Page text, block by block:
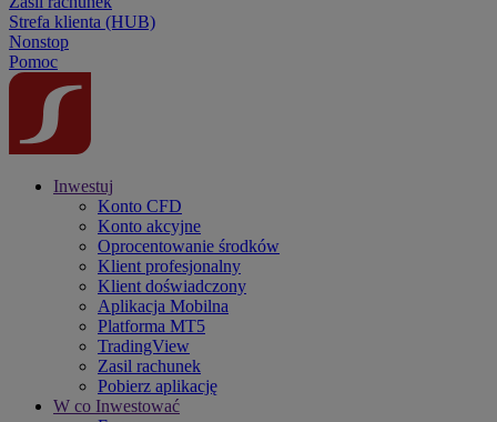
Strefa klienta (HUB)
Nonstop
Pomoc
Inwestuj
Konto CFD
Konto akcyjne
Oprocentowanie środków
Klient profesjonalny
Klient doświadczony
Aplikacja Mobilna
Platforma MT5
TradingView
Zasil rachunek
Pobierz aplikację
W co Inwestować